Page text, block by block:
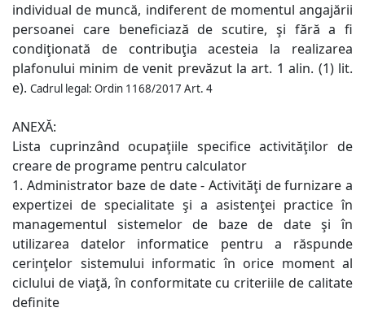
individual de muncă, indiferent de momentul angajării
persoanei care beneficiază de scutire, şi fără a fi
condiţionată de contribuţia acesteia la realizarea
plafonului minim de venit prevăzut la art. 1 alin. (1) lit.
e). Cadrul legal: Ordin 1168/2017 Art. 4
ANEXĂ:
Lista cuprinzând ocupaţiile specifice activităţilor de
creare de programe pentru calculator
1. Administrator baze de date - Activităţi de furnizare a
expertizei de specialitate şi a asistenţei practice în
managementul sistemelor de baze de date şi în
utilizarea datelor informatice pentru a răspunde
cerinţelor sistemului informatic în orice moment al
ciclului de viaţă, în conformitate cu criteriile de calitate
definite